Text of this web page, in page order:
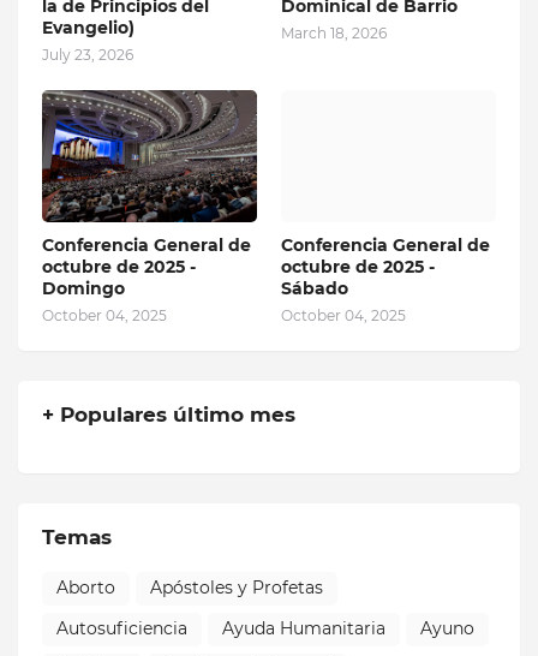
la de Principios del
Evangelio)
July 23, 2026
Dominical de Barrio
March 18, 2026
Conferencia General de
octubre de 2025 -
Domingo
October 04, 2025
Conferencia General de
octubre de 2025 -
Sábado
October 04, 2025
+ Populares último mes
Temas
Aborto
Apóstoles y Profetas
Autosuficiencia
Ayuda Humanitaria
Ayuno